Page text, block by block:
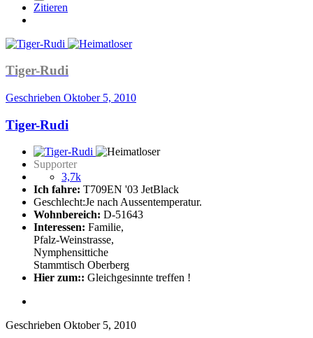
Zitieren
Tiger-Rudi
Geschrieben Oktober 5, 2010
Tiger-Rudi
Supporter
3,7k
Ich fahre: T709EN '03 JetBlack
Geschlecht:Je nach Aussentemperatur.
Wohnbereich: D-51643
Interessen: Familie,
Pfalz-Weinstrasse,
Nymphensittiche
Stammtisch Oberberg
Hier zum:: Gleichgesinnte treffen !
Geschrieben Oktober 5, 2010